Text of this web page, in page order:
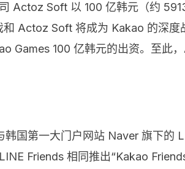
Actoz Soft 以 100 亿韩元（约
Actoz Soft 将成为 Kakao 的深
Games 100 亿韩元的出资。至此
韩国第一大门户网站 Naver 旗下
Friends 相同推出“Kakao